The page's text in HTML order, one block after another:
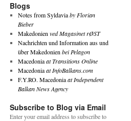
Blogs
Notes from Syldaviaby Florian
Bieber
Makedonien ved Magasinet rØST
Nachrichten und Information aus und
über Makedonien bei Pelagon
Macedoniaat Transitions Online
Macedoniaat InfoBalkans.com
F.Y.RO. Macedoniaat Independent
Balkan News Agency
Subscribe to Blog via Email
Enter your email address to subscribe to